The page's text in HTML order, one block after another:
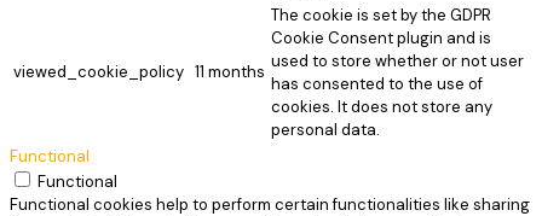
viewed_cookie_policy 11 months
The cookie is set by the GDPR
Cookie Consent plugin and is
used to store whether or not user
has consented to the use of
cookies. It does not store any
personal data.
Functional
Functional
Functional cookies help to perform certain functionalities like sharing